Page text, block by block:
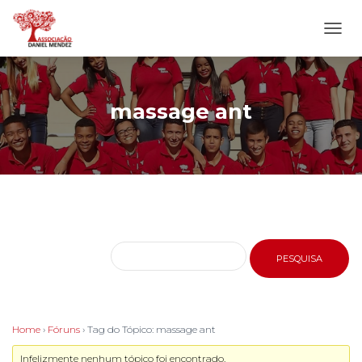
massage ant
Home › Fóruns › Tag do Tópico: massage ant
Infelizmente nenhum tópico foi encontrado.